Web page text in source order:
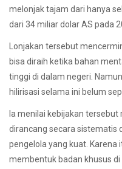
melonjak tajam dari hanya
dari 34 miliar dolar AS pada
Lonjakan tersebut
bisa diraih ketika bahan
tinggi di dalam negeri.
hilirisasi selama ini belum
Ia menilai kebijakan
dirancang secara sistematis
pengelola yang kuat. Karena
membentuk badan khusus